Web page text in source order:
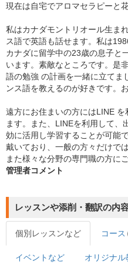
現在は自宅でアロマセラピーと
私はカナダモントリオール生ま
ス語で英語も話せます。私は
カナダに留学中の23歳の息子と
います。素敵なところです。是
語の勉強 の計画を一緒に立てま
ンス語を教えるのが好きです。
遠方にお住まいの方にはLINE
ます。また、LINEを利用して、
効に活用し学習することが可能
戴いており、一般の方々だけで
また様々な分野の専門職の方に
管理者コメント
レッスンや添削・翻訳の内
個別レッスンなど コース
イベントなど オリジナル